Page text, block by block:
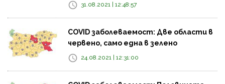
31.08.2021 | 12:48:57
COVID заболеваемост: Две области в
червено, само една в зелено
24.08.2021 | 12:31:00